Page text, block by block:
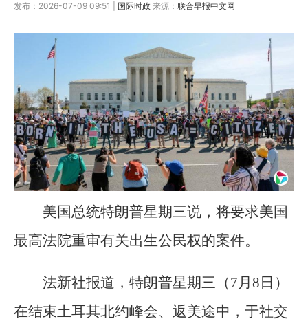
发布：2026-07-09 09:51 | 国际时政 来源： 联合早报中文网
美国总统特朗普星期三说，将要求美国
最高法院重审有关出生公民权的案件。
法新社报道，特朗普星期三（7月8日）
在结束土耳其北约峰会、返美途中，于社交